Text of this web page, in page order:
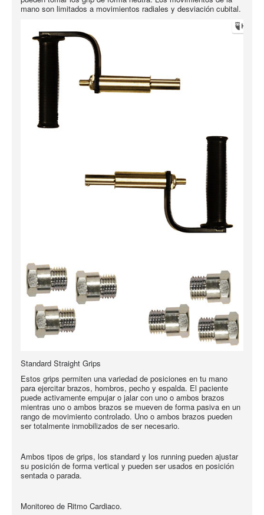
mano son limitados a movimientos radiales y desviación cubital.
Standard Straight Grips
Estos grips permiten una variedad de posiciones en tu mano
para ejercitar brazos, hombros, pecho y espalda. El paciente
puede activamente empujar o jalar con uno o ambos brazos
mientras uno o ambos brazos se mueven de forma pasiva en un
rango de movimiento controlado. Uno o ambos brazos pueden
ser totalmente inmobilizados de ser necesario.
Ambos tipos de grips, los standard y los running pueden ajustar
su posición de forma vertical y pueden ser usados en posición
sentada o parada.
Monitoreo de Ritmo Cardiaco.